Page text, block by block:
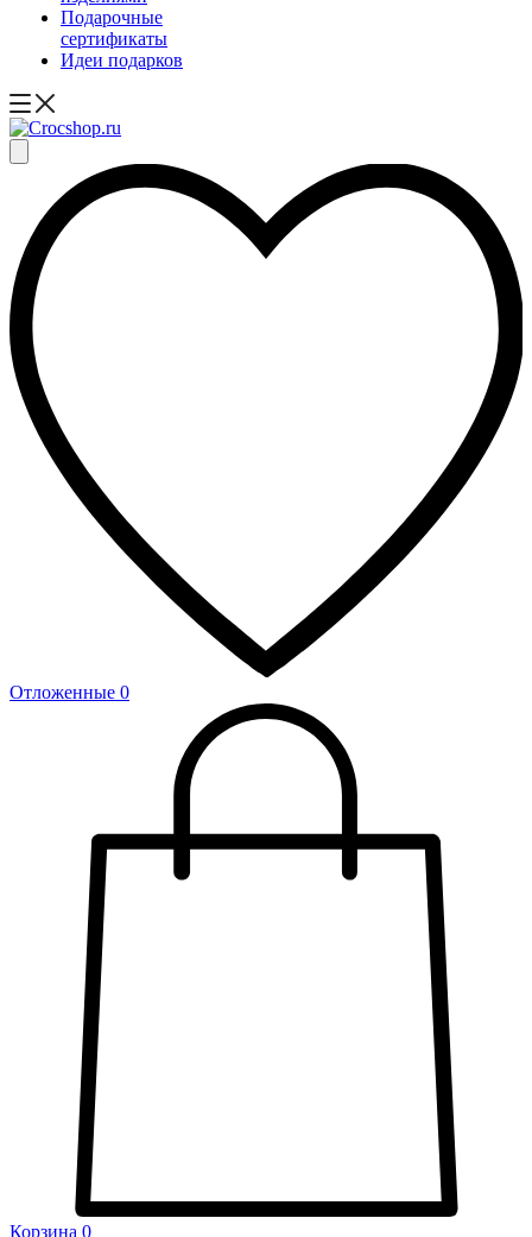
Подарочные
сертификаты
Идеи подарков
Отложенные 0
Корзина 0